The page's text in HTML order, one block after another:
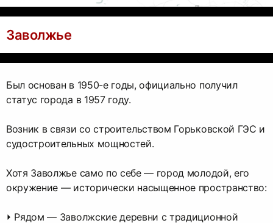
Заволжье
Был основан в 1950-е годы, официально получил
статус города в 1957 году.
Возник в связи со строительством Горьковской ГЭС и
судостроительных мощностей.
Хотя Заволжье само по себе — город молодой, его
окружение — исторически насыщенное пространство:
⏵ Рядом — Заволжские деревни с традиционной